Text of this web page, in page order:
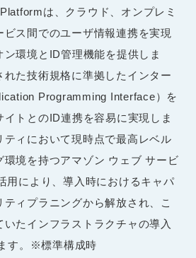
は、クラウド、オンプレミ
ビス間でのユーザ情報連携を実現
ン環境とID管理機能を提供しま
た技術規格に準拠したインター
Programming Interface）を
トとのID連携を容易に実現しま
ィにおいて現時点で最高レベル
環境を持つアマゾン ウェブ サービ
用により、導入時におけるキャパ
ィプラニングから解放され、こ
たインフラストラクチャの導入
す。※標準構成時